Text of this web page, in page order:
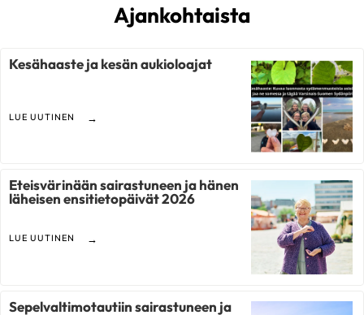
Ajankohtaista
Kesähaaste ja kesän aukioloajat
LUE UUTINEN
Eteisvärinään sairastuneen ja hänen
läheisen ensitietopäivät 2026
LUE UUTINEN
Sepelvaltimotautiin sairastuneen ja